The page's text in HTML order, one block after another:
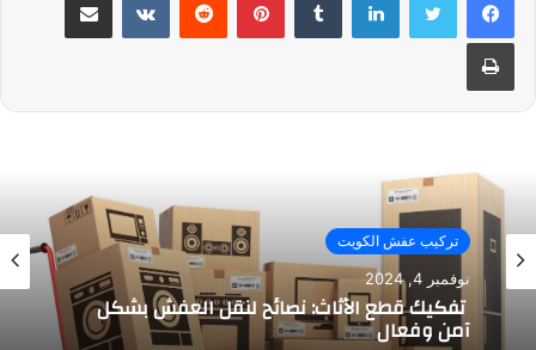
طباعة
تركيب عفش الكويت
نوفمبر 4, 2024
تفكيك قطع الأثاث: نصائح لنقل العفش بشكل
آمن وفعال